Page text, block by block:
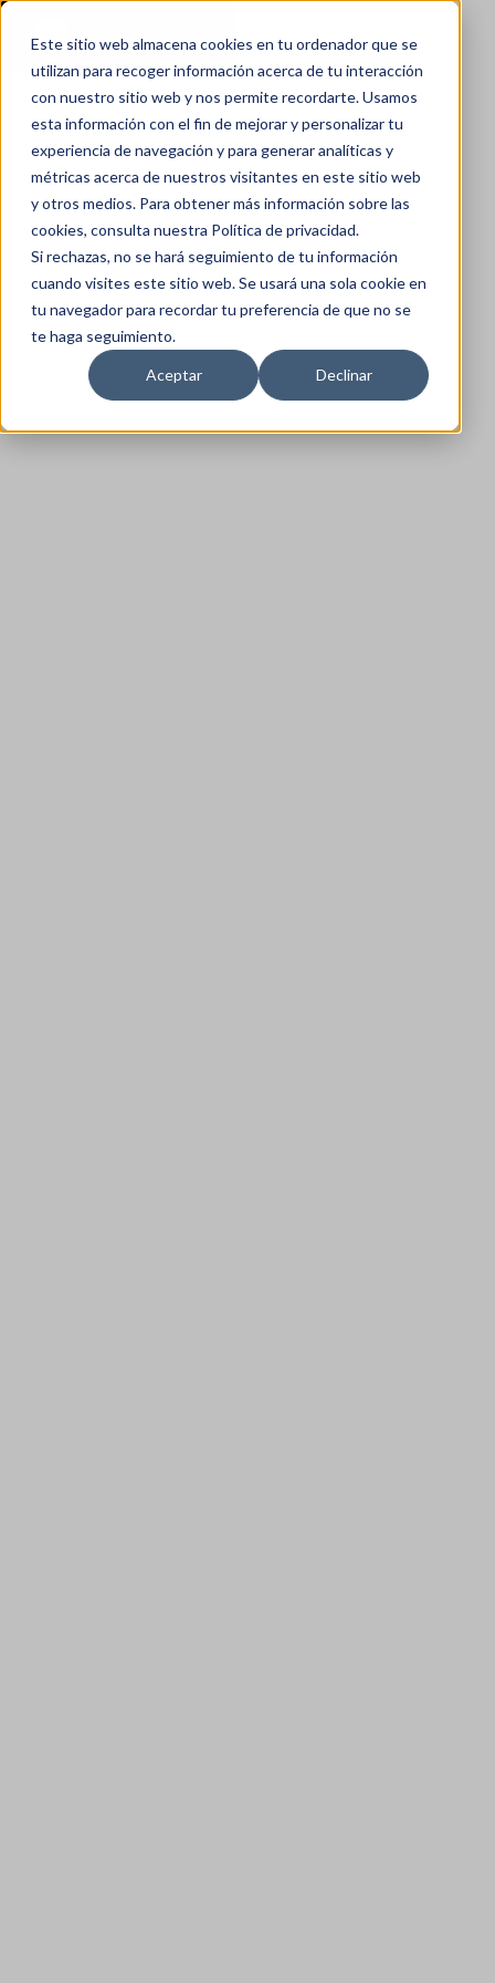
Este sitio web almacena cookies en tu ordenador que se
utilizan para recoger información acerca de tu interacción
con nuestro sitio web y nos permite recordarte. Usamos
esta información con el fin de mejorar y personalizar tu
experiencia de navegación y para generar analíticas y
métricas acerca de nuestros visitantes en este sitio web
y otros medios. Para obtener más información sobre las
cookies, consulta nuestra Política de privacidad.
Si rechazas, no se hará seguimiento de tu información
cuando visites este sitio web. Se usará una sola cookie en
tu navegador para recordar tu preferencia de que no se
te haga seguimiento.
Aceptar Declinar